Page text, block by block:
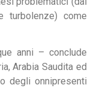
come
anni – conclude
Arabia Saudita ed
degli onnipresenti